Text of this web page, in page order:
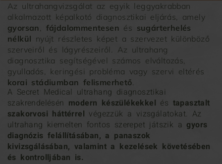
Az ultrahangvizsgálat az egyik leggyakrabban
alkalmazott képalkotó diagnosztikai eljárás, amely
gyorsan
fájdalommentesen és sugárterhelés
nélkül nyújt részletes képet a szervezet különböző
szerveiről és lágyrészeiről. Az ultrahang
diagnosztika segítségével számos elváltozás,
gyulladás, keringési probléma vagy szervi eltérés
korai stádiumban felismerhető
A Secret Medical ultrahang diagnosztikai
szakrendelésén modern készülékekkel és tapasztalt
szakorvosi háttérrel végezzük a vizsgálatokat. Az
ultrahang kiemelten fontos szerepet játszik a gyors
diagnózis felállításában, a panaszok
kivizsgálásában, valamint a kezelések követésében
és kontrolljában is.